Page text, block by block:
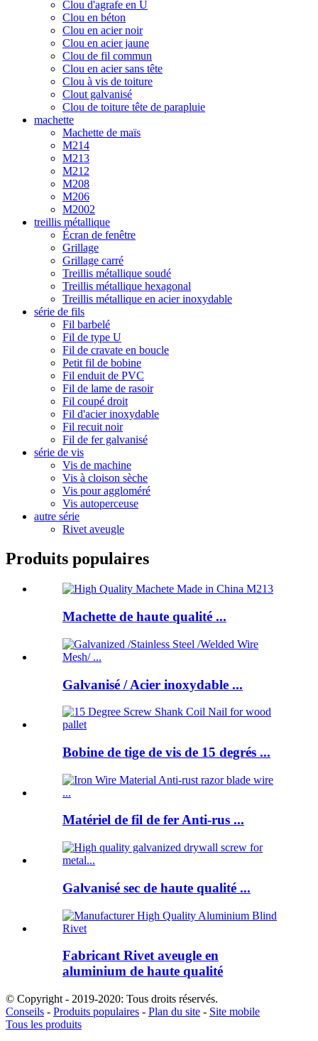
Clou d'agrafe en U
Clou en béton
Clou en acier noir
Clou en acier jaune
Clou de fil commun
Clou en acier sans tête
Clou à vis de toiture
Clout galvanisé
Clou de toiture tête de parapluie
machette
Machette de maïs
M214
M213
M212
M208
M206
M2002
treillis métallique
Écran de fenêtre
Grillage
Grillage carré
Treillis métallique soudé
Treillis métallique hexagonal
Treillis métallique en acier inoxydable
série de fils
Fil barbelé
Fil de type U
Fil de cravate en boucle
Petit fil de bobine
Fil enduit de PVC
Fil de lame de rasoir
Fil coupé droit
Fil d'acier inoxydable
Fil recuit noir
Fil de fer galvanisé
série de vis
Vis de machine
Vis à cloison sèche
Vis pour aggloméré
Vis autoperceuse
autre série
Rivet aveugle
Produits populaires
Machette de haute qualité ...
Galvanisé / Acier inoxydable ...
Bobine de tige de vis de 15 degrés ...
Matériel de fil de fer Anti-rus ...
Galvanisé sec de haute qualité ...
Fabricant Rivet aveugle en
aluminium de haute qualité
© Copyright - 2019-2020: Tous droits réservés.
Conseils - Produits populaires - Plan du site - Site mobile
Tous les produits